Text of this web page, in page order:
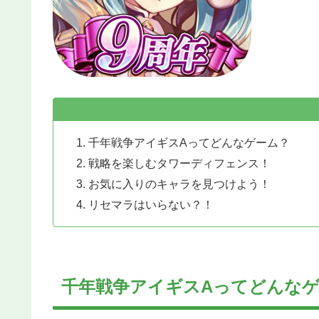
千年戦争アイギスAってどんなゲーム？
戦略を楽しむタワーディフェンス！
お気に入りのキャラを見つけよう！
リセマラはいらない？！
千年戦争アイギスAってどんな